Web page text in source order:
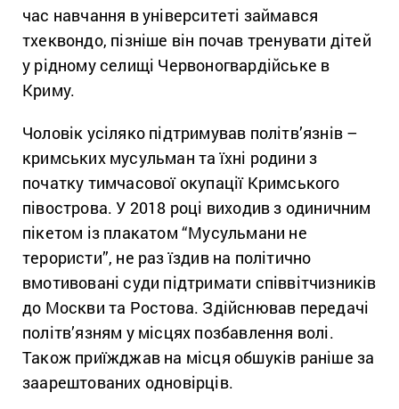
час навчання в університеті займався
тхеквондо, пізніше він почав тренувати дітей
у рідному селищі Червоногвардійське в
Криму.
Чоловік усіляко підтримував політв’язнів –
кримських мусульман та їхні родини з
початку тимчасової окупації Кримського
півострова. У 2018 році виходив з одиничним
пікетом із плакатом “Мусульмани не
терористи”, не раз їздив на політично
вмотивовані суди підтримати співвітчизників
до Москви та Ростова. Здійснював передачі
політв’язням у місцях позбавлення волі.
Також приїжджав на місця обшуків раніше за
заарештованих одновірців.